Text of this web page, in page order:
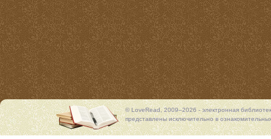
© LoveRead, 2009–2026 - электронная
представлены исключительно в